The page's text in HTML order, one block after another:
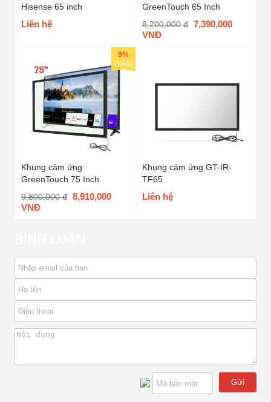
Hisense 65 inch
Liên hệ
GreenTouch 65 Inch
8,200,000 đ 7,390,000
VNĐ
Khung cảm ứng
GreenTouch 75 Inch
9,800,000 đ 8,910,000
VNĐ
9%
GIẢM
Khung cảm ứng GT-IR-
TF65
Liên hệ
Gửi